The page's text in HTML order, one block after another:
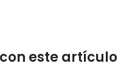
este artículo